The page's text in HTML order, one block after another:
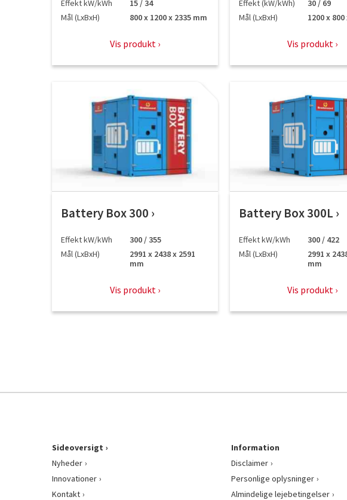
Effekt kW/kWh
15 / 34
Mål (LxBxH)
800 x 1200 x 2335 mm
Vis produkt
Effekt (kW/kWh)
30 / 69
Mål (LxBxH)
1200 x
Vis produkt
Battery Box 300
Effekt kW/kWh
300 / 355
Mål (LxBxH)
2991 x 2438 x 2591
mm
Vis produkt
Battery Box 300L
Effekt kW/kWh
300 / 422
Mål (LxBxH)
2991 x
mm
Vis produkt
Sideoversigt
Nyheder
Innovationer
Kontakt
Information
Disclaimer
Personlige oplysninger
Almindelige lejebetingelser